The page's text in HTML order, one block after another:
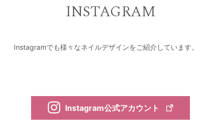
INSTAGRAM
Instagramでも様々なネイルデザインをご紹介しています。
Instagram公式アカウント